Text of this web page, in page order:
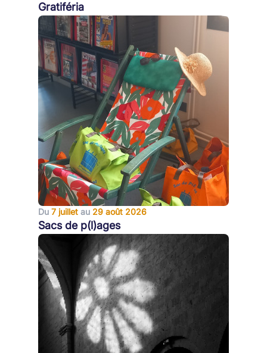
Gratiféria
Du 7 juillet au 29 août 2026
Sacs de p(l)ages